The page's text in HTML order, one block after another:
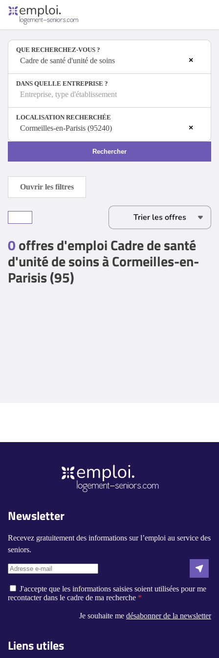
Offres d'emploi
Entreprises
Métiers
Se connecter
Espace candidat
Espace recruteur
QUE RECHERCHEZ-VOUS ?
×
Cadre de santé d'unité de soins
DANS QUELLE ENTREPRISE ?
Entreprise, type d'établissement
LOCALISATION RECHERCHÉE
×
Cormeilles-en-Parisis (95240)
Rechercher
0offres d'emploi Cadre de santé
d'unité de soins à Cormeilles-en-
Parisis (95)
Ouvrir les filtres
Newsletter
Recevez gratuitement des informations sur l’emploi au service des
seniors.
J'accepte que les informations saisies soient utilisées pour me
recontacter dans le cadre de ma recherche
Je souhaite me désabonner de la newsletter
Liens utiles